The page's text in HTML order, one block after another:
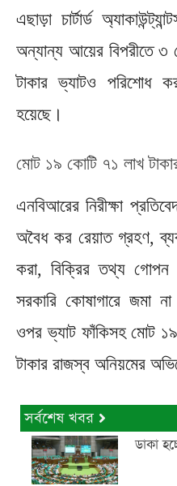
এছাড়া চার্টার্ড
অন্যান্য আয়ের বিপরীতে
টাকার ভ্যাটও পরিশোধ
হয়েছে।
মোট ১৯ কোটি ৭১ লাখ
এনবিআরের নিরীক্ষা
অবৈধ কর রেয়াত গ্রহণ,
করা, বিক্রির তথ্য গোপন
সরকারি কোষাগারে জমা
ওপর ভ্যাট ফাঁকিসহ মোট
টাকার রাজস্ব অনিয়মের
সর্বশেষ খবর
ডাকা